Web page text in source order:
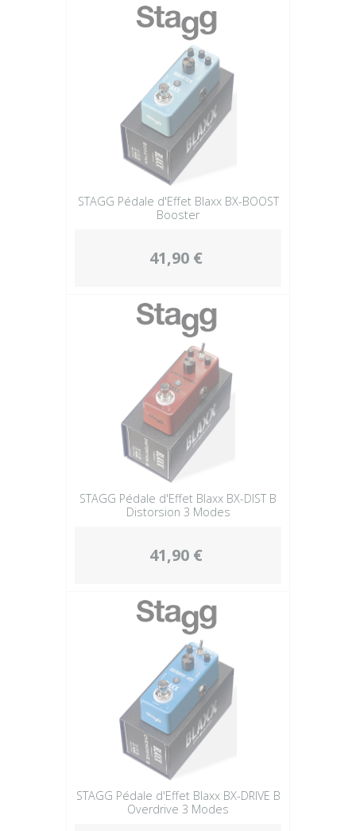
STAGG Pédale d'Effet Blaxx BX-BOOST
Booster
41,90 €
STAGG Pédale d'Effet Blaxx BX-DIST B
Distorsion 3 Modes
41,90 €
STAGG Pédale d'Effet Blaxx BX-DRIVE B
Overdrive 3 Modes